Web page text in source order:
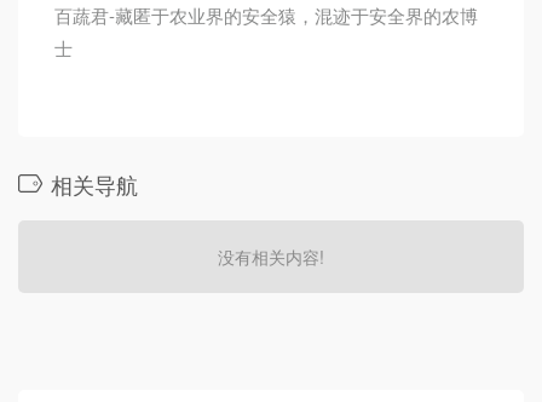
百蔬君-藏匿于农业界的安全猿，混迹于安全界的农博
士
相关导航
没有相关内容!